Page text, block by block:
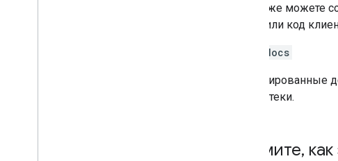
Вы также можете
загрузили код
yarn docs
Сгенерированные
библиотеки.
Поймите,